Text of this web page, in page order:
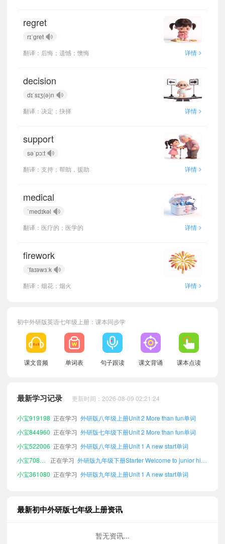
regret
rɪˈɡret
翻译：后悔；遗憾；懊悔
详情 >
decision
dɪˈsɪʒ(ə)n
翻译：决定；抉择
详情 >
support
səˈpɔ:t
翻译：支持；帮助，援助
详情 >
medical
ˈmedɪkəl
翻译：医疗的；医学的
详情 >
firework
ˈfaɪəwɜːk
翻译：烟花；烟火
详情 >
初中外研版英语七年级上册：课本同步学
课文音频 单词表 句子跟读 课文背诵 课本点读
最新学习记录 更新时间：2026-08-09 02:21:24
小宝698720 正在学习
外研版九年级上册Unit 2 More than fun单词
小宝182747
正在学习 外研版九年级下册Unit 3 Family ties单词
小宝844960 正在学习 外研版七年级下册Unit 2 More than fun单词
小宝522006 正在学习 外研版八年级上册Unit 1 A new start单词
小宝708231
正在学习
小宝361080
正在学习
外研版九年级上册Unit 1 A new start单词
小宝200879 正在学习 外研版九年级下册Unit 6 Fantastic friends单词
小宝759347
外研版九年级下册Unit 4 Time to celebrate单词
最新初中外研版七年级上册资讯
暂无资讯...